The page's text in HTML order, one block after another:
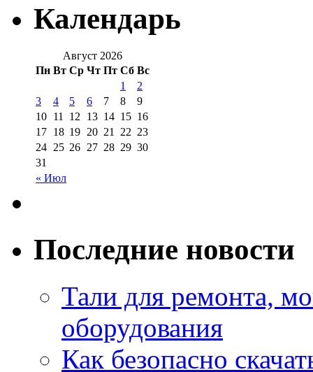
Календарь
Август 2026
Пн Вт Ср Чт Пт Сб Вс
« Июл
1
2
3
4 5 6 7 8
9
10 11 12 13 14 15 16
17 18 19 20 21 22 23
24 25 26 27 28 29 30
31
Последние новости
Тали для ремонта,
оборудования
Как безопасно